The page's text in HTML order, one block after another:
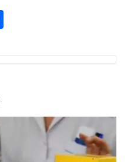
tir